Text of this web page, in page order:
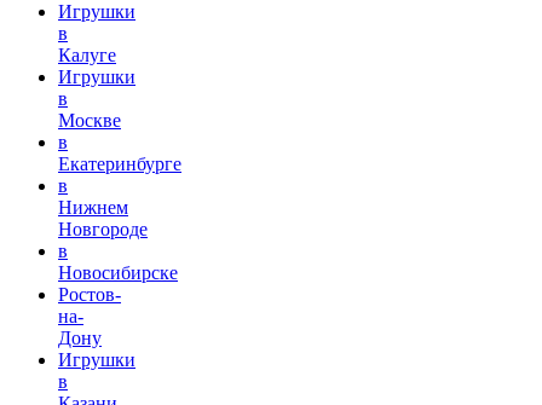
Игрушки
в
Калуге
Игрушки
в
Москве
в
Екатеринбурге
в
Нижнем
Новгороде
в
Новосибирске
Ростов-
на-
Дону
Игрушки
в